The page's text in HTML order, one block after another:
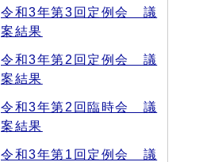
令和3年第3回定例会 議
案結果
令和3年第2回定例会 議
案結果
令和3年第2回臨時会 議
案結果
令和3年第1回定例会 議